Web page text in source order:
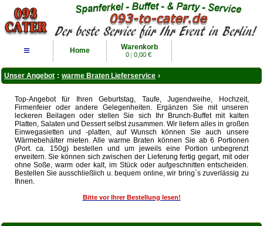
≡ Home Warenkorb
0 | 0,00 €
Unser Angebot : warme Braten Lieferservice ›
Top-Angebot für Ihren Geburtstag, Taufe, Jugendweihe, Hochzeit,
Firmenfeier oder andere Gelegenheiten. Ergänzen Sie mit unseren
leckeren Beilagen oder stellen Sie sich Ihr Brunch-Buffet mit kalten
Platten, Salaten und Dessert selbst zusammen. Wir liefern alles in großen
Einwegasietten und -platten, auf Wunsch können Sie auch unsere
Wärmebehälter mieten. Alle warme Braten können Sie ab 6 Portionen
(Port. ca. 150g) bestellen und um jeweils eine Portion unbegrenzt
erweitern. Sie können sich zwischen der Lieferung fertig gegart, mit oder
ohne Soße, warm oder kalt, im Stück oder aufgeschnitten entscheiden.
Bestellen Sie ausschließlich u. bequem online, wir bring`s zuverlässig zu
Ihnen.
Bitte vor Ihrer Bestellung lesen!